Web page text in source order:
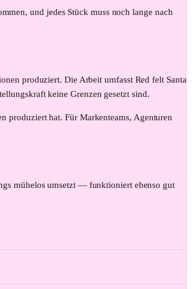
und jedes Stück muss noch lange nach
produziert. Die Arbeit umfasst Red felt Santa
keine Grenzen gesetzt sind.
produziert hat. Für Markenteams, Agenturen
mühelos umsetzt — funktioniert ebenso gut